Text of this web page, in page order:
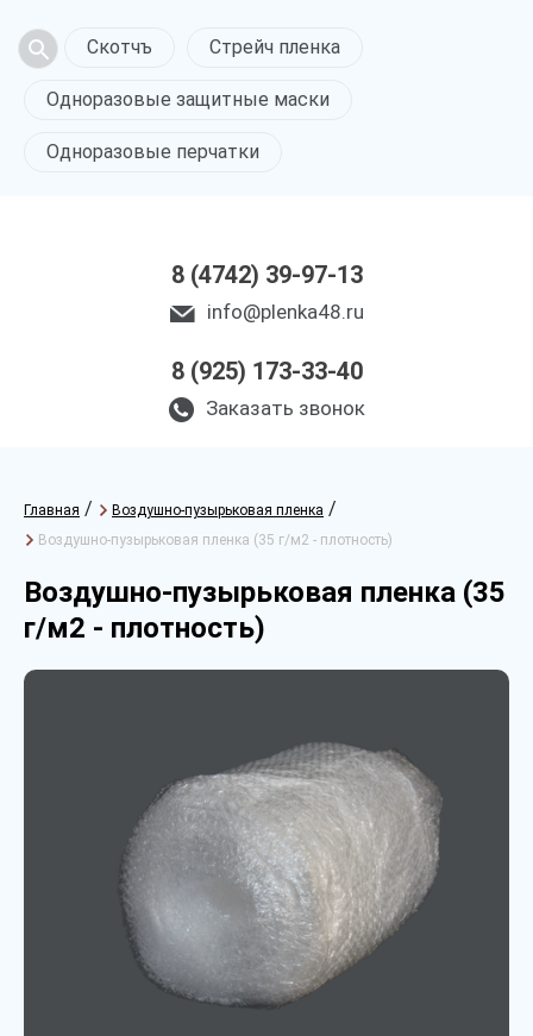
Скотчъ Стрейч пленка
Одноразовые защитные маски
Одноразовые перчатки
8 (4742) 39-97-13
info@plenka48.ru
8 (925) 173-33-40
Заказать звонок
Главная / Воздушно-пузырьковая пленка /
Воздушно-пузырьковая пленка (35 г/м2 - плотность)
Воздушно-пузырьковая пленка (35
г/м2 - плотность)